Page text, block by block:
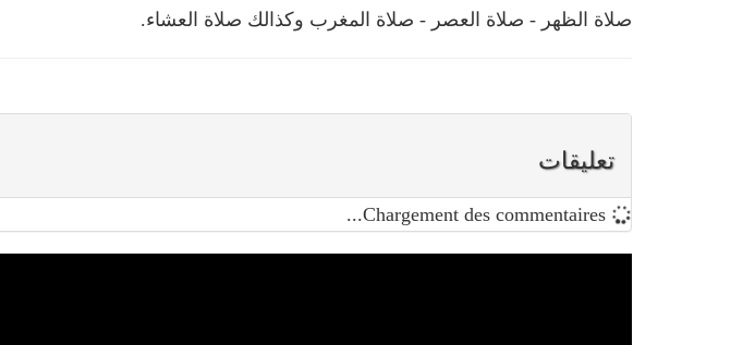
صلاة الظهر - صلاة العصر - صلاة المغرب وكذالك صلاة العشاء.
تعليقات